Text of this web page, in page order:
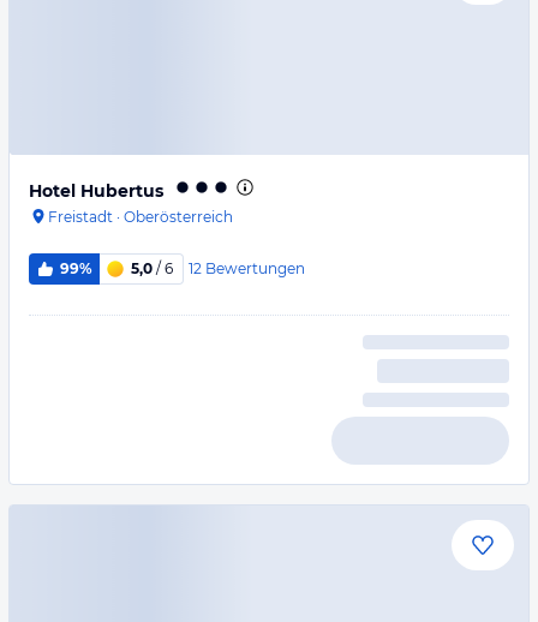
Hotel Hubertus
Freistadt · Oberösterreich
99% 5,0 / 6 12 Bewertungen